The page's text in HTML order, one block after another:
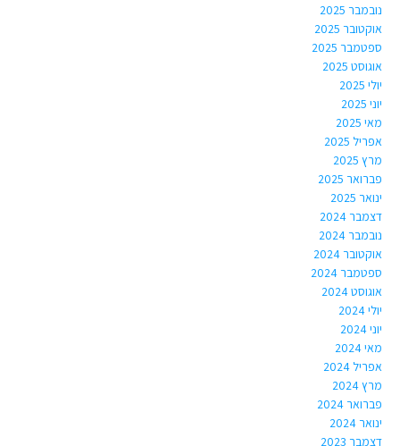
נובמבר 2025
אוקטובר 2025
ספטמבר 2025
אוגוסט 2025
יולי 2025
יוני 2025
מאי 2025
אפריל 2025
מרץ 2025
פברואר 2025
ינואר 2025
דצמבר 2024
נובמבר 2024
אוקטובר 2024
ספטמבר 2024
אוגוסט 2024
יולי 2024
יוני 2024
מאי 2024
אפריל 2024
מרץ 2024
פברואר 2024
ינואר 2024
דצמבר 2023